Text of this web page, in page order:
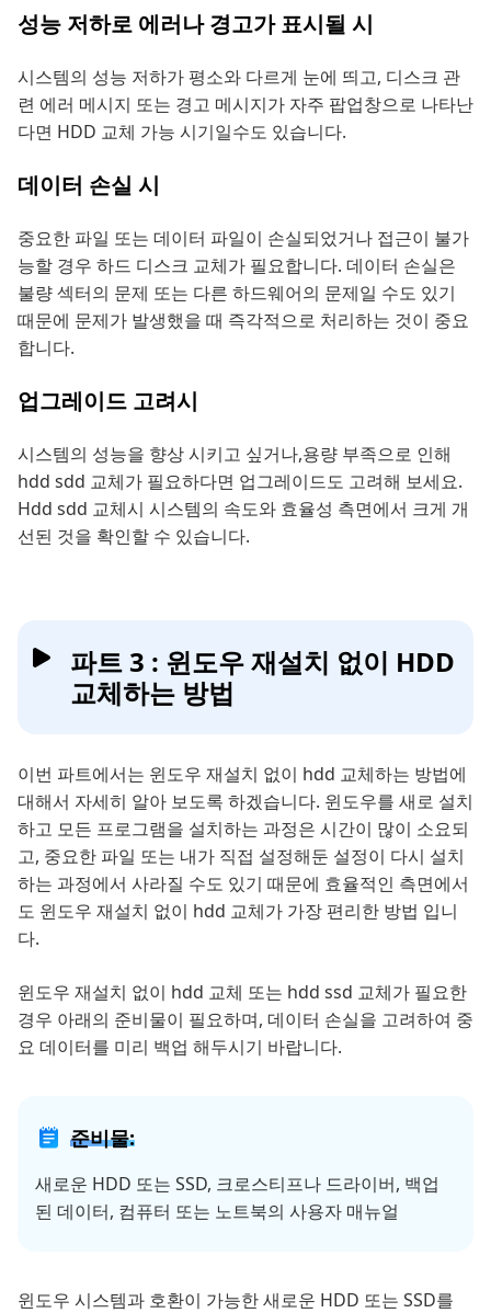
성능 저하로 에러나 경고가 표시될 시
시스템의 성능 저하가 평소와 다르게 눈에 띄고, 디스크 관
련 에러 메시지 또는 경고 메시지가 자주 팝업창으로 나타난
다면 HDD 교체 가능 시기일수도 있습니다.
데이터 손실 시
중요한 파일 또는 데이터 파일이 손실되었거나 접근이 불가
능할 경우 하드 디스크 교체가 필요합니다. 데이터 손실은
불량 섹터의 문제 또는 다른 하드웨어의 문제일 수도 있기
때문에 문제가 발생했을 때 즉각적으로 처리하는 것이 중요
합니다.
업그레이드 고려시
시스템의 성능을 향상 시키고 싶거나,용량 부족으로 인해
hdd sdd 교체가 필요하다면 업그레이드도 고려해 보세요.
Hdd sdd 교체시 시스템의 속도와 효율성 측면에서 크게 개
선된 것을 확인할 수 있습니다.
파트 3 : 윈도우 재설치 없이 HDD
교체하는 방법
이번 파트에서는 윈도우 재설치 없이 hdd 교체하는 방법에
대해서 자세히 알아 보도록 하겠습니다. 윈도우를 새로 설치
하고 모든 프로그램을 설치하는 과정은 시간이 많이 소요되
고, 중요한 파일 또는 내가 직접 설정해둔 설정이 다시 설치
하는 과정에서 사라질 수도 있기 때문에 효율적인 측면에서
도 윈도우 재설치 없이 hdd 교체가 가장 편리한 방법 입니
다.
윈도우 재설치 없이 hdd 교체 또는 hdd ssd 교체가 필요한
경우 아래의 준비물이 필요하며, 데이터 손실을 고려하여 중
요 데이터를 미리 백업 해두시기 바랍니다.
준비물:
새로운 HDD 또는 SSD, 크로스티프나 드라이버, 백업
된 데이터, 컴퓨터 또는 노트북의 사용자 매뉴얼
윈도우 시스템과 호환이 가능한 새로운 HDD 또는 SSD를